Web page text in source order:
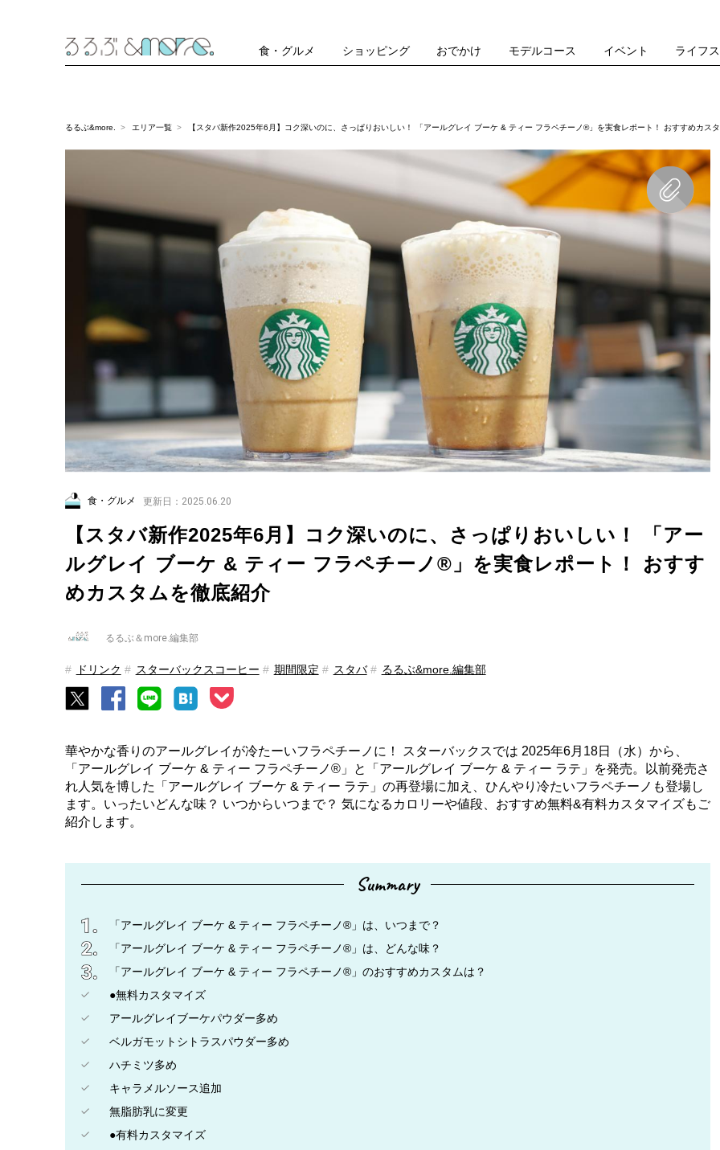
食・グルメ ショッピング おでかけ モデルコース イベント ライフ
るるぶ&more. エリア一覧 【スタバ新作2025年6月】コク深いのに、さっぱりおいしい！ 「アールグレイ ブーケ & ティー フラペチーノ®」を実食レポート！ おすすめカス
食・グルメ 更新日：2025.06.20
【スタバ新作2025年6月】コク深いのに、さっぱりおいしい！ 「アー
ルグレイ ブーケ & ティー フラペチーノ®」を実食レポート！ おすす
めカスタムを徹底紹介
るるぶ＆more.編集部
ドリンク スターバックスコーヒー 期間限定 スタバ るるぶ&more.編集部
華やかな香りのアールグレイが冷たーいフラペチーノに！ スターバックスでは 2025年6月18日（水）から、
「アールグレイ ブーケ & ティー フラペチーノ®」と「アールグレイ ブーケ & ティー ラテ」を発売。以前発売さ
れ人気を博した「アールグレイ ブーケ & ティー ラテ」の再登場に加え、ひんやり冷たいフラペチーノも登場し
ます。いったいどんな味？ いつからいつまで？ 気になるカロリーや値段、おすすめ無料&有料カスタマイズもご
紹介します。
Summary
「アールグレイ ブーケ & ティー フラペチーノ®」は、いつまで？
「アールグレイ ブーケ & ティー フラペチーノ®」は、どんな味？
「アールグレイ ブーケ & ティー フラペチーノ®」のおすすめカスタムは？
●無料カスタマイズ
アールグレイブーケパウダー多め
ベルガモットシトラスパウダー多め
ハチミツ多め
キャラメルソース追加
無脂肪乳に変更
●有料カスタマイズ